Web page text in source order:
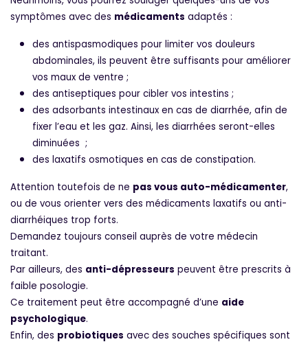
symptômes avec des médicaments adaptés :
des antispasmodiques pour limiter vos douleurs
abdominales, ils peuvent être suffisants pour améliorer
vos maux de ventre ;
des antiseptiques pour cibler vos intestins ;
des adsorbants intestinaux en cas de diarrhée, afin de
fixer l’eau et les gaz. Ainsi, les diarrhées seront-elles
diminuées ;
des laxatifs osmotiques en cas de constipation.
Attention toutefois de ne pas vous auto-médicamenter,
ou de vous orienter vers des médicaments laxatifs ou anti-
diarrhéiques trop forts.
Demandez toujours conseil auprès de votre médecin
traitant.
Par ailleurs, des anti-dépresseurs peuvent être prescrits à
faible posologie.
Ce traitement peut être accompagné d’une aide
psychologique.
Enfin, des probiotiques avec des souches spécifiques sont